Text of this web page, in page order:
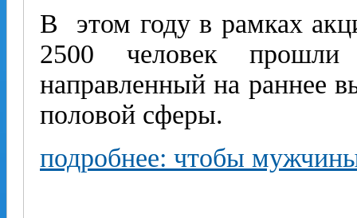
В этом году в рамках
2500 человек прошли
направленный на раннее
половой сферы.
подробнее: чтобы